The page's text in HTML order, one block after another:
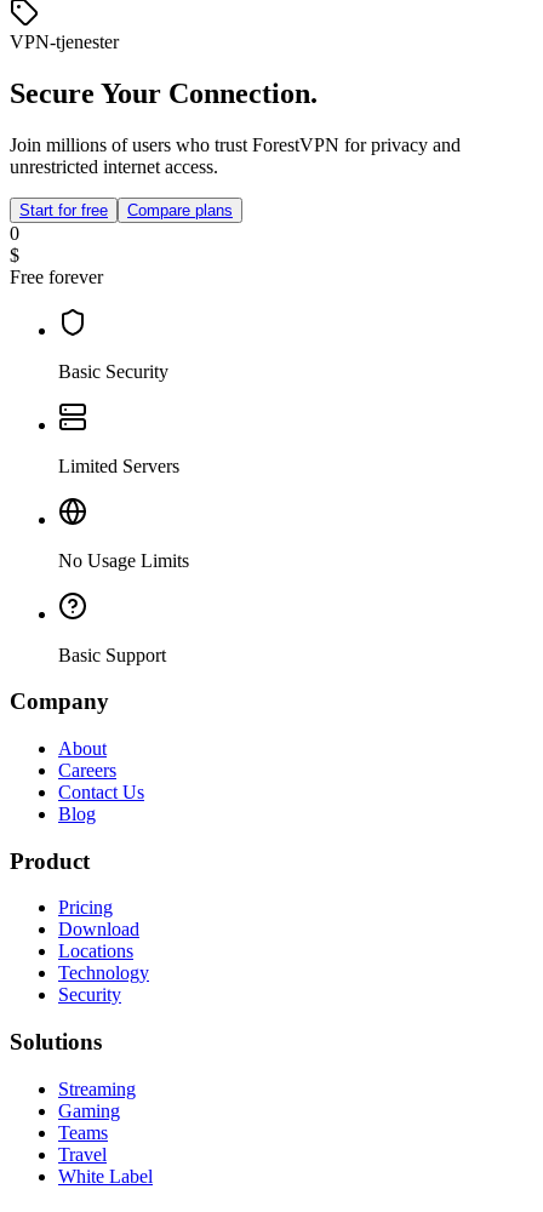
VPN-tjenester
Secure Your Connection.
Join millions of users who trust ForestVPN for privacy and
unrestricted internet access.
Start for free Compare plans
0
$
Free forever
Basic Security
Limited Servers
No Usage Limits
Basic Support
Company
About
Careers
Contact Us
Blog
Product
Pricing
Download
Locations
Technology
Security
Solutions
Streaming
Gaming
Teams
Travel
White Label